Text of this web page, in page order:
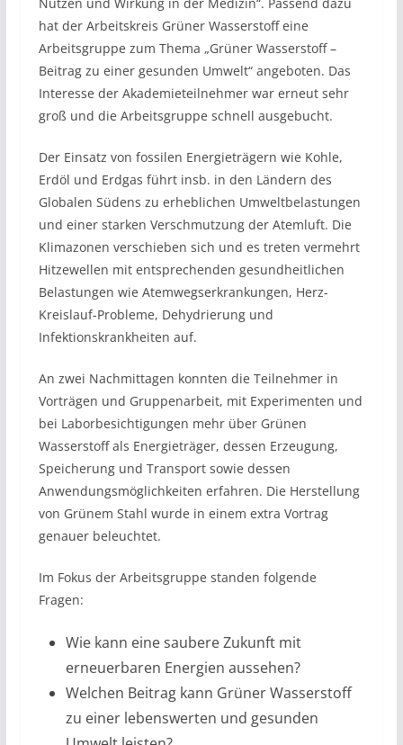
hat der Arbeitskreis Grüner Wasserstoff eine
Arbeitsgruppe zum Thema „Grüner Wasserstoff –
Beitrag zu einer gesunden Umwelt“ angeboten. Das
Interesse der Akademieteilnehmer war erneut sehr
groß und die Arbeitsgruppe schnell ausgebucht.
Der Einsatz von fossilen Energieträgern wie Kohle,
Erdöl und Erdgas führt insb. in den Ländern des
Globalen Südens zu erheblichen Umweltbelastungen
und einer starken Verschmutzung der Atemluft. Die
Klimazonen verschieben sich und es treten vermehrt
Hitzewellen mit entsprechenden gesundheitlichen
Belastungen wie Atemwegserkrankungen, Herz-
Kreislauf-Probleme, Dehydrierung und
Infektionskrankheiten auf.
An zwei Nachmittagen konnten die Teilnehmer in
Vorträgen und Gruppenarbeit, mit Experimenten und
bei Laborbesichtigungen mehr über Grünen
Wasserstoff als Energieträger, dessen Erzeugung,
Speicherung und Transport sowie dessen
Anwendungsmöglichkeiten erfahren. Die Herstellung
von Grünem Stahl wurde in einem extra Vortrag
genauer beleuchtet.
Im Fokus der Arbeitsgruppe standen folgende
Fragen:
Wie kann eine saubere Zukunft mit
erneuerbaren Energien aussehen?
Welchen Beitrag kann Grüner Wasserstoff
zu einer lebenswerten und gesunden